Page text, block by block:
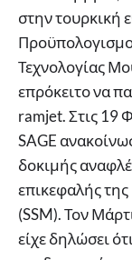
στην τουρκική
Τεχνολογίας
επρόκειτο να
ramjet. Στις 19
SAGE
δοκιμής
επικεφαλής
(SSM). Τον
είχε δηλώσει